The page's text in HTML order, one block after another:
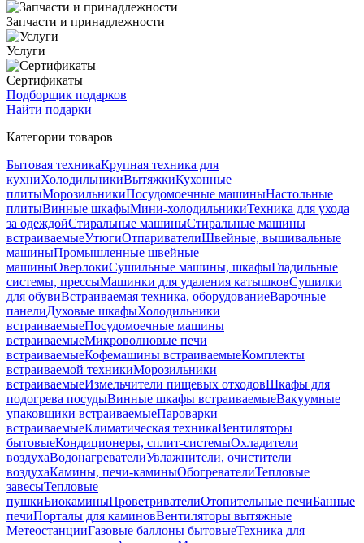
Запчасти и принадлежности
Услуги
Сертификаты
Подборщик подарков
Найти подарки
Категории товаров
Бытовая техникаКрупная техника для
кухниХолодильникиВытяжкиКухонные
плитыМорозильникиПосудомоечные машиныНастольные
плитыВинные шкафыМини-холодильникиТехника для ухода
за одеждойСтиральные машиныСтиральные машины
встраиваемыеУтюгиОтпаривателиШвейные, вышивальные
машиныПромышленные швейные
машиныОверлокиСушильные машины, шкафыГладильные
системы, прессыМашинки для удаления катышковСушилки
для обувиВстраиваемая техника, оборудованиеВарочные
панелиДуховые шкафыХолодильники
встраиваемыеПосудомоечные машины
встраиваемыеМикроволновые печи
встраиваемыеКофемашины встраиваемыеКомплекты
встраиваемой техникиМорозильники
встраиваемыеИзмельчители пищевых отходовШкафы для
подогрева посудыВинные шкафы встраиваемыеВакуумные
упаковщики встраиваемыеПароварки
встраиваемыеКлиматическая техникаВентиляторы
бытовыеКондиционеры, сплит-системыОхладители
воздухаВодонагревателиУвлажнители, очистители
воздухаКамины, печи-каминыОбогревателиТепловые
завесыТепловые
пушкиБиокаминыПроветривателиОтопительные печиБанные
печиПорталы для каминовВентиляторы вытяжные
МетеостанцииГазовые баллоны бытовыеТехника для